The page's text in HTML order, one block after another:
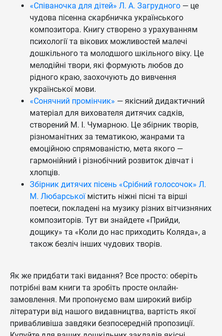
«Співаночка для дітей» Л. А. Загрудного — це
чудова пісенна скарбничка українського
композитора. Книгу створено з урахуванням
психології та вікових можливостей малечі
дошкільного та молодшого шкільного віку. Це
мелодійні твори, які формують любов до
рідного краю, заохочують до вивчення
української мови.
«Сонячний промінчик» — якісний дидактичний
матеріал для вихователя дитячих садків,
створений М. І. Чумарною. Це збірник творів,
різноманітних за тематикою, жанрами та
емоційною спрямованістю, мета якого —
гармонійний і різнобічний розвиток дівчат і
хлопців.
Збірник дитячих пісень «Срібний голосочок» Л.
М. Любарськоїмістить ніжні пісні та вірші
поетеси, покладені на музику різних вітчизняних
композиторів. Тут ви знайдете «Прийди,
дощику» та «Коли до нас приходить Коляда», а
також безліч інших чудових творів.
Як же придбати такі видання? Все просто: оберіть
потрібні вам книги та зробіть просте онлайн-
замовлення. Ми пропонуємо вам широкий вибір
літератури від нашого видавництва, вартість якої
привабливіша завдяки безпосередній пропозиції.